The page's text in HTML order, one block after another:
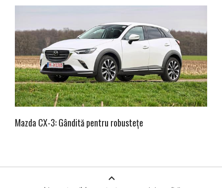
Mazda CX-3: Gândită pentru robustețe